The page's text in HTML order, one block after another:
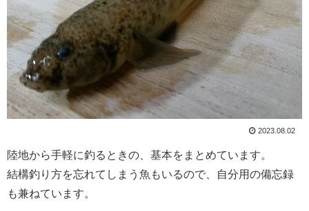
2023.08.02
陸地から手軽に釣るときの、基本をまとめています。
結構釣り方を忘れてしまう魚もいるので、自分用の備忘録
も兼ねています。